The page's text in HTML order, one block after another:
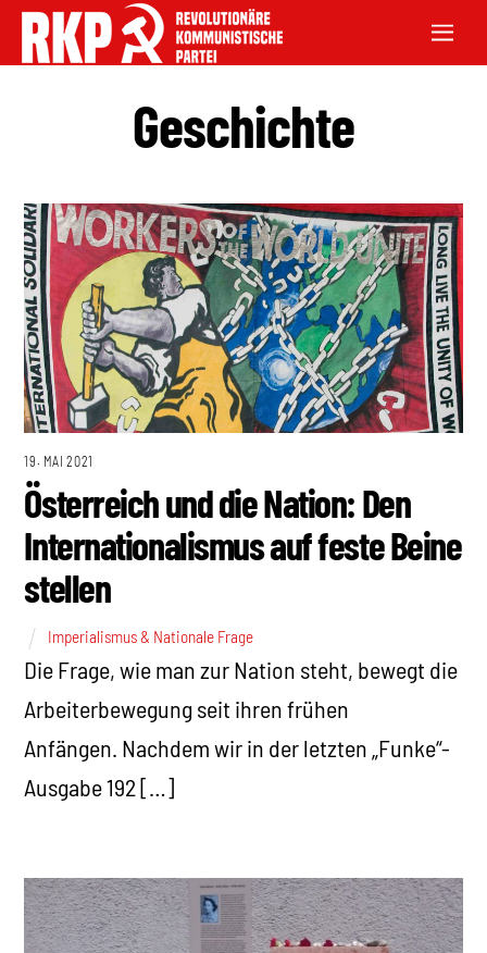
Geschichte
19. MAI 2021
Österreich und die Nation: Den
Internationalismus auf feste Beine
stellen
Imperialismus & Nationale Frage
Die Frage, wie man zur Nation steht, bewegt die
Arbeiterbewegung seit ihren frühen
Anfängen. Nachdem wir in der letzten „Funke“-
Ausgabe 192 […]